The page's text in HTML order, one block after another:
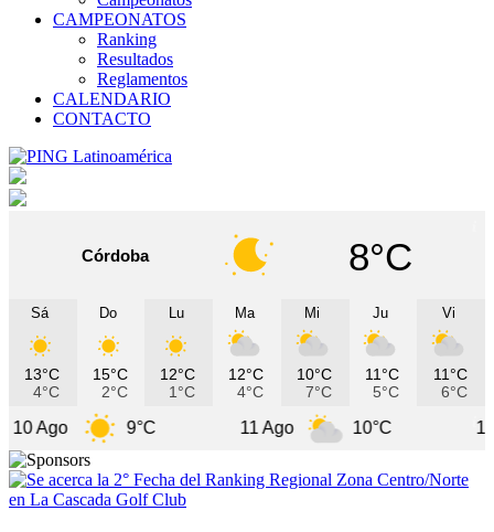
CAMPEONATOS
Ranking
Resultados
Reglamentos
CALENDARIO
CONTACTO
Córdoba 8°C
Sá
13°C
4°C
Do
15°C
2°C
Lu
12°C
1°C
Ma
12°C
4°C
Mi
10°C
7°C
Ju
11°C
5°C
Vi
11°C
6°C
9°C 10°C